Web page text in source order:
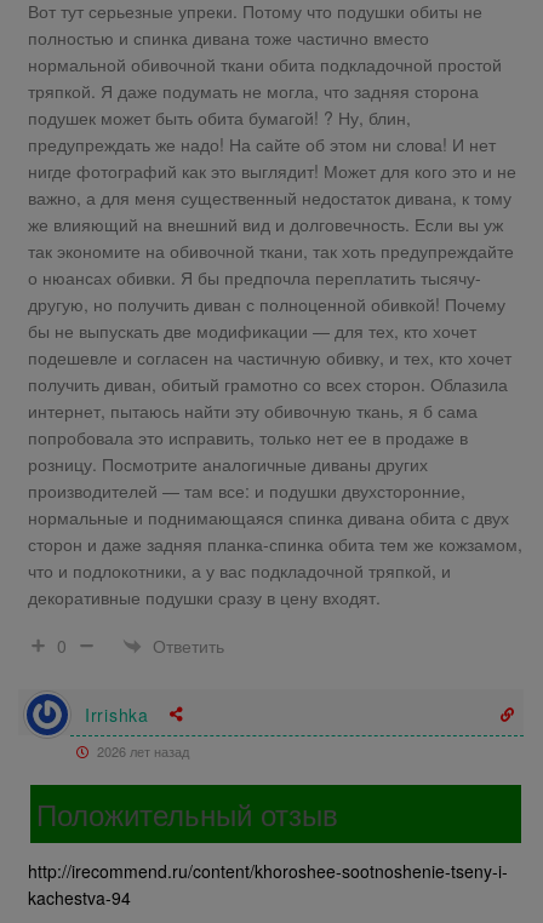
Вот тут серьезные упреки. Потому что подушки обиты не
полностью и спинка дивана тоже частично вместо
нормальной обивочной ткани обита подкладочной простой
тряпкой. Я даже подумать не могла, что задняя сторона
подушек может быть обита бумагой! ? Ну, блин,
предупреждать же надо! На сайте об этом ни слова! И нет
нигде фотографий как это выглядит! Может для кого это и не
важно, а для меня существенный недостаток дивана, к тому
же влияющий на внешний вид и долговечность. Если вы уж
так экономите на обивочной ткани, так хоть предупреждайте
о нюансах обивки. Я бы предпочла переплатить тысячу-
другую, но получить диван с полноценной обивкой! Почему
бы не выпускать две модификации — для тех, кто хочет
подешевле и согласен на частичную обивку, и тех, кто хочет
получить диван, обитый грамотно со всех сторон. Облазила
интернет, пытаюсь найти эту обивочную ткань, я б сама
попробовала это исправить, только нет ее в продаже в
розницу. Посмотрите аналогичные диваны других
производителей — там все: и подушки двухсторонние,
нормальные и поднимающаяся спинка дивана обита с двух
сторон и даже задняя планка-спинка обита тем же кожзамом,
что и подлокотники, а у вас подкладочной тряпкой, и
декоративные подушки сразу в цену входят.
0
Ответить
Irrishka
2026 лет назад
Положительный отзыв
http://irecommend.ru/content/khoroshee-sootnoshenie-tseny-i-
kachestva-94